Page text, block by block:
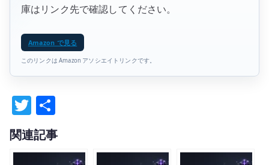
庫はリンク先で確認してください。
Amazon で見る
このリンクは Amazon アソシエイトリンクです。
T
w
it
有
関連記事